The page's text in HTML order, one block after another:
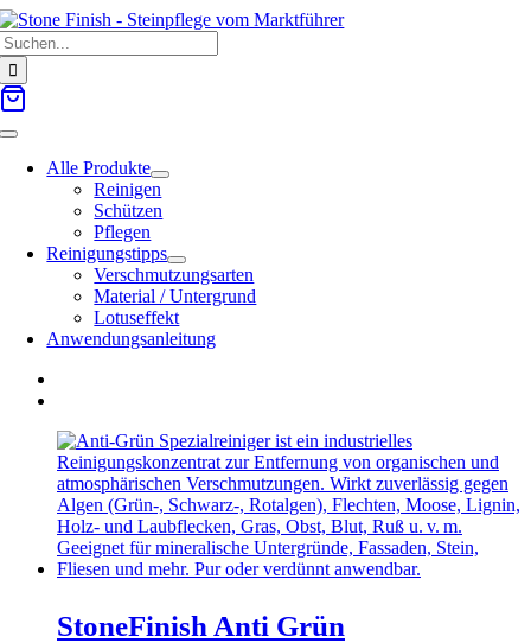
Zum
Inhalt
springen
Toggle
NavigationAlle Produkte
Reinigen
Schützen
Pflegen
Reinigungstipps
Verschmutzungsarten
Material / Untergrund
Lotuseffekt
Anwendungsanleitung
StoneFinish Anti Grün